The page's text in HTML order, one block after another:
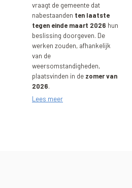
vraagt de gemeente dat
nabestaanden ten laatste
tegen einde maart 2026 hun
beslissing doorgeven. De
werken zouden, afhankelijk
van de
weersomstandigheden,
plaatsvinden in de zomer van
2026.
Lees meer